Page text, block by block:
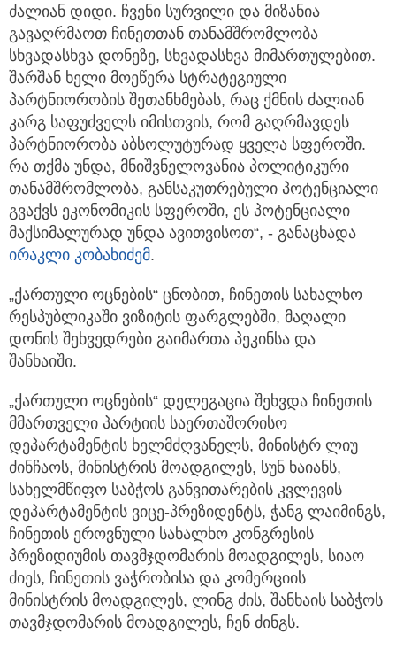
ძალიან დიდი. ჩვენი სურვილი და მიზანია
გავაღრმაოთ ჩინეთთან თანამშრომლობა
სხვადასხვა დონეზე, სხვადასხვა მიმართულებით.
შარშან ხელი მოეწერა სტრატეგიული
პარტნიორობის შეთანხმებას, რაც ქმნის ძალიან
კარგ საფუძველს იმისთვის, რომ გაღრმავდეს
პარტნიორობა აბსოლუტურად ყველა სფეროში.
რა თქმა უნდა, მნიშვნელოვანია პოლიტიკური
თანამშრომლობა, განსაკუთრებული პოტენციალი
გვაქვს ეკონომიკის სფეროში, ეს პოტენციალი
მაქსიმალურად უნდა ავითვისოთ“, - განაცხადა
ირაკლი კობახიძემ.
„ქართული ოცნების“ ცნობით, ჩინეთის სახალხო
რესპუბლიკაში ვიზიტის ფარგლებში, მაღალი
დონის შეხვედრები გაიმართა პეკინსა და
შანხაიში.
„ქართული ოცნების“ დელეგაცია შეხვდა ჩინეთის
მმართველი პარტიის საერთაშორისო
დეპარტამენტის ხელმძღვანელს, მინისტრ ლიუ
ძინჩაოს, მინისტრის მოადგილეს, სუნ ხაიანს,
სახელმწიფო საბჭოს განვითარების კვლევის
დეპარტამენტის ვიცე-პრეზიდენტს, ჭანგ ლაიმინგს,
ჩინეთის ეროვნული სახალხო კონგრესის
პრეზიდიუმის თავმჯდომარის მოადგილეს, სიაო
ძიეს, ჩინეთის ვაჭრობისა და კომერციის
მინისტრის მოადგილეს, ლინგ ძის, შანხაის საბჭოს
თავმჯდომარის მოადგილეს, ჩენ ძინგს.